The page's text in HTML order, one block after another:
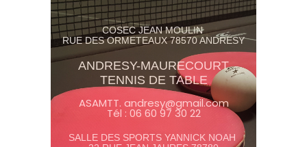
COSEC JEAN MOULIN
RUE DES ORMETEAUX 78570 ANDRESY
ANDRESY-MAURECOURT
TENNIS DE TABLE
ASAMTT. andresy@gmail.com
Tél : 06 60 97 30 22
SALLE DES SPORTS YANNICK NOAH